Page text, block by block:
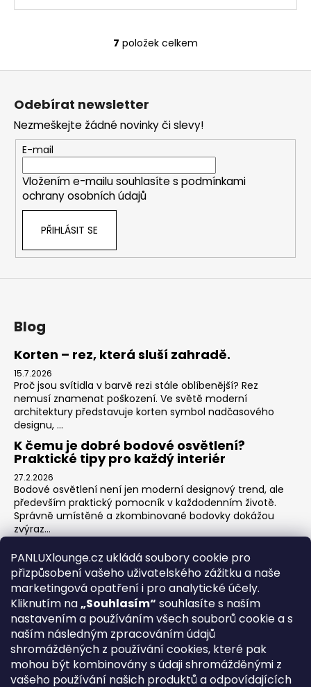
PANLUXlounge.cz ukládá soubory cookie pro
přizpůsobení vašeho uživatelského zážitku a naše
marketingová opatření i pro analytické účely.
Kliknutím na„Souhlasím“ souhlasíte s naším
nastavením a používáním všech souborů cookie a s
naším následným zpracováním údajů
shromážděných z používání cookies, které pak
mohou být kombinovány s údaji shromážděnými z
vašeho používání našich produktů a odpovídajících
O
v
a
c
í
p
r
ý
p
7 položek celkem
Z
Odebírat newsletter
Nezmeškejte žádné novinky či slevy!
E-mail
Vložením e-mailu souhlasíte s podmínkami
ochrany osobních údajů
PŘIHLÁSIT SE
Blog
Korten – rez, která sluší zahradě.
15.7.2026
Proč jsou svítidla v barvě rezi stále oblíbenější? Rez
nemusí znamenat poškození. Ve světě moderní
architektury představuje korten symbol nadčasového
designu, ...
K čemu je dobré bodové osvětlení?
Praktické tipy pro každý interiér
27.2.2026
Bodové osvětlení není jen moderní designový trend, ale
především praktický pomocník v každodenním životě.
Správně umístěné a zkombinované bodovky dokážou
zvýraz...
Jak na zónové osvětlení v obýváku?
3.2.2026
Obývací pokoj je srdcem domova – místo pro relaxaci,
sledování televize, hraní her s dětmi, posezení s přáteli i
klidné chvíle s knihou. Každá z těchto aktivit ...
O nás Kontakty Obchodní podmínky Vrácení zboží